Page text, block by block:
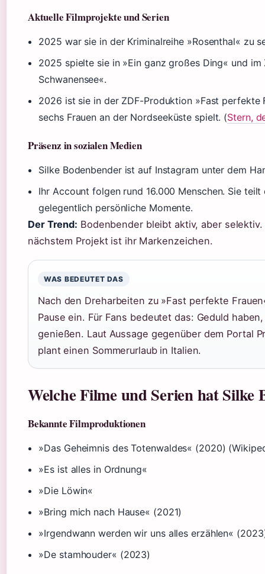
Aktuelle Filmprojekte und Serien
2025 war sie in der Kriminalreihe »Rosenthal« zu
2025 spielte sie in »Ein ganz großes Ding« und
Schwanensee«.
2026 ist sie in der ZDF-Produktion »Fast perfekte
sechs Frauen an der Nordseeküste spielt. (Stern,
Präsenz in sozialen Medien
Silke Bodenbender ist auf Instagram unter dem
Ihr Account folgen rund 16.000 Menschen. Sie
gelegentlich persönliche Momente.
Der Trend: Bodenbender bleibt aktiv, aber
nächstem Projekt ist ihr Markenzeichen.
WAS BEDEUTET DAS
Nach den Dreharbeiten zu »Fast perfekte
Pause ein. Für Fans bedeutet das: Geduld
genießen. Laut Aussage gegenüber dem Portal
plant einen Sommerurlaub in Italien.
Welche Filme und Serien hat Silke
Bekannte Filmproduktionen
»Das Geheimnis des Totenwaldes« (2020)
»Es ist alles in Ordnung«
»Die Löwin«
»Bring mich nach Hause« (2021)
»Irgendwann werden wir uns alles erzählen«
»De stamhouder« (2023)